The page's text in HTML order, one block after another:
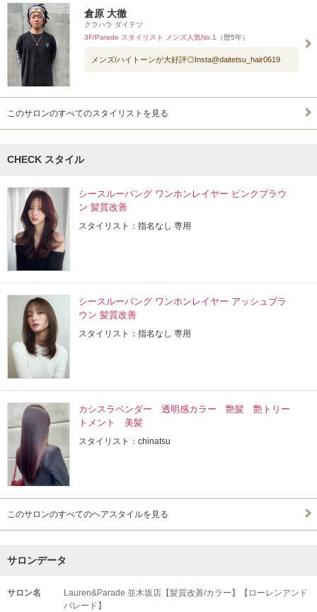
倉原 大徹
クラハラ ダイテツ
3F/Parade スタイリスト メンズ人気No.1 （歴5年）
メンズ/ハイトーンが大好評◎Insta@daitetsu_hair0619
このサロンのすべてのスタイリストを見る
CHECK スタイル
シースルーバング ワンホンレイヤー ピンクブラウ
ン 髪質改善
スタイリスト：指名なし 専用
シースルーバング ワンホンレイヤー アッシュブラ
ウン 髪質改善
スタイリスト：指名なし 専用
カシスラベンダー 透明感カラー 艶髪 艶トリー
トメント 美髪
スタイリスト：chinatsu
このサロンのすべてのヘアスタイルを見る
サロンデータ
サロン名
Lauren&Parade 並木坂店【髪質改善/カラー】【ローレンアンド
パレード】